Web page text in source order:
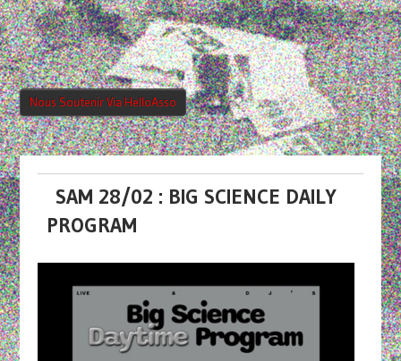
Nous Soutenir Via HelloAsso
SAM 28/02 : BIG SCIENCE DAILY
PROGRAM